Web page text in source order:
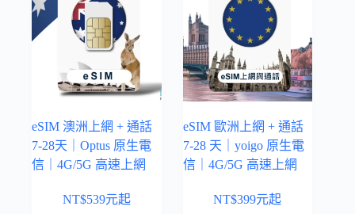
eSIM 澳洲上網 + 通話
7-28天｜Optus 原生電
信｜4G/5G 高速上網
NT$539元起
eSIM 歐洲上網 + 通話
7-28 天｜yoigo 原生電
信｜4G/5G 高速上網
NT$399元起